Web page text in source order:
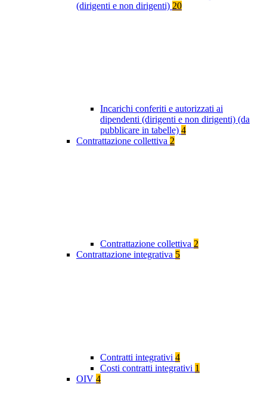
(dirigenti e non dirigenti) 20
Incarichi conferiti e autorizzati ai
dipendenti (dirigenti e non dirigenti) (da
pubblicare in tabelle) 4
Contrattazione collettiva 2
Contrattazione collettiva 2
Contrattazione integrativa 5
Contratti integrativi 4
Costi contratti integrativi 1
OIV 4